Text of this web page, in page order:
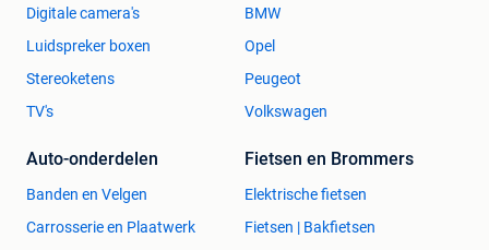
Digitale camera's
Luidspreker boxen
Stereoketens
TV's
BMW
Opel
Peugeot
Volkswagen
Auto-onderdelen
Banden en Velgen
Carrosserie en Plaatwerk
Fietsen en Brommers
Elektrische fietsen
Fietsen | Bakfietsen